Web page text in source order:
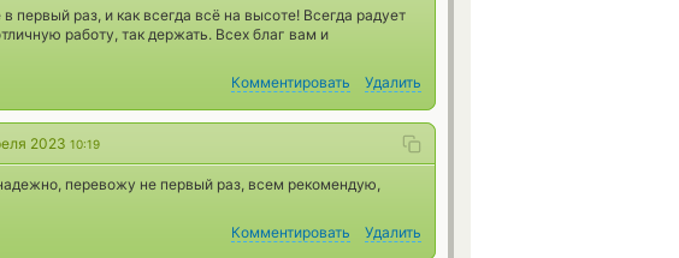
первый раз, и как всегда всё на высоте! Всегда радует
работу, так держать. Всех благ вам и
Комментировать Удалить
2023 10:19
перевожу не первый раз, всем рекомендую,
Комментировать Удалить